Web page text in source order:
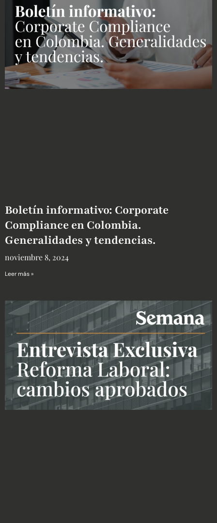
Boletín informativo: Corporate
Compliance en Colombia.
Generalidades y tendencias.
noviembre 8, 2024
Leer más »